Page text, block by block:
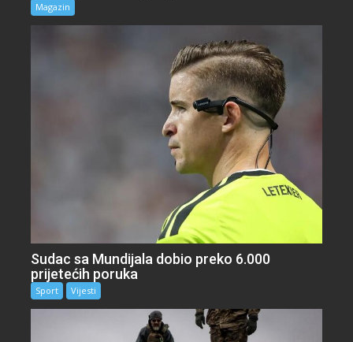
Magazin
Sudac sa Mundijala dobio preko 6.000
prijetećih poruka
Sport Vijesti